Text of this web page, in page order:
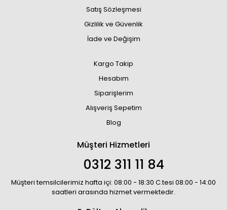
Satış Sözleşmesi
Gizlilik ve Güvenlik
İade ve Değişim
Kargo Takip
Hesabım
Siparişlerim
Alışveriş Sepetim
Blog
Müşteri Hizmetleri
0312 311 11 84
Müşteri temsilcilerimiz hafta içi: 08:00 - 18:30 C.tesi 08:00 - 14:00
saatleri arasında hizmet vermektedir.